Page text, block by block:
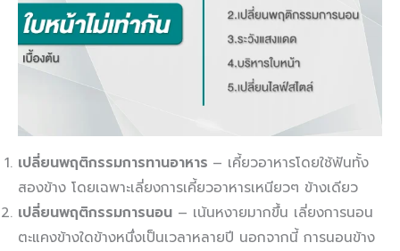
เปลี่ยนพฤติกรรมการทานอาหาร – เคี้ยวอาหารโดยใช้ฟันทั้ง
สองข้าง โดยเฉพาะเลี่ยงการเคี้ยวอาหารเหนียวๆ ข้างเดียว
เปลี่ยนพฤติกรรมการนอน – เน้นหงายมากขึ้น เลี่ยงการนอน
ตะแคงข้างใดข้างหนึ่งเป็นเวลาหลายปี นอกจากนี้ การนอนข้าง